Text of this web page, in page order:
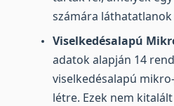
számára
Viselkedésalapú
adatok alapján 14
viselkedésalapú
létre. Ezek nem